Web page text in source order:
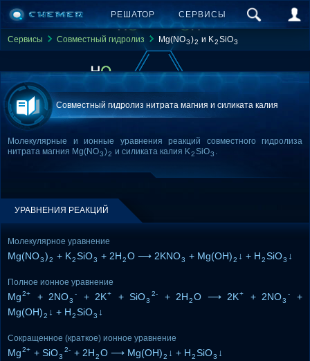
РЕШАТОР СЕРВИСЫ
Сервисы Совместный гидролиз Mg(NO3)2 и K2SiO3
Совместный гидролиз нитрата магния и силиката калия
Молекулярные и ионные уравнения реакций совместного гидролиза
нитрата магния Mg(NO3)2 и силиката калия K2SiO3 .
УРАВНЕНИЯ РЕАКЦИЙ
Молекулярное уравнение
Mg(NO3)2 + K2SiO3 + 2H2O ⟶ 2KNO3 + Mg(OH)2 ↓ + H2SiO3 ↓
Полное ионное уравнение
Mg2+ + 2NO3
- + 2K+ + SiO3
2- + 2H 2 O ⟶ 2K+ + 2NO3
-
+
Mg(OH)2 ↓ + H2SiO3 ↓
Сокращенное (краткое) ионное уравнение
Mg2+ + SiO3
2- + 2H2O ⟶ Mg(OH)2 ↓ + H2SiO3 ↓